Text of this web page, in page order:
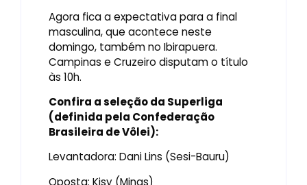
Agora fica a expectativa para a final
masculina, que acontece neste
domingo, também no Ibirapuera.
Campinas e Cruzeiro disputam o título
às 10h.
Confira a seleção da Superliga
(definida pela Confederação
Brasileira de Vôlei):
Levantadora: Dani Lins (Sesi-Bauru)
Oposta: Kisy (Minas)